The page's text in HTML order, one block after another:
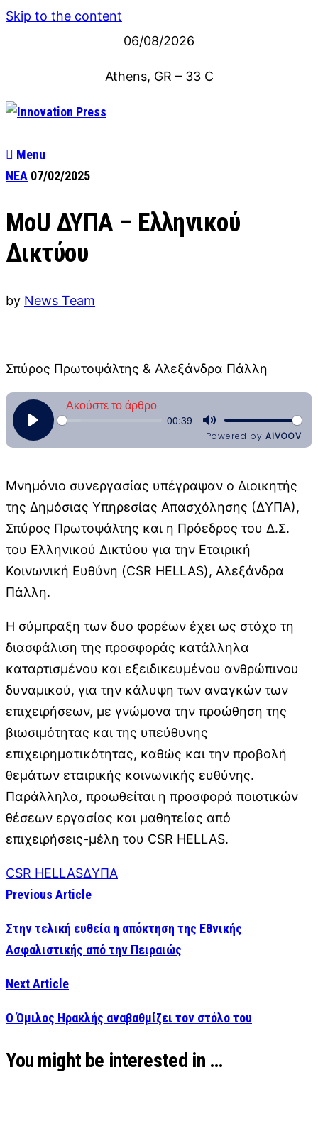
Skip to the content
06/08/2026
Athens, GR – 33 C
Menu
ΝΕΑ 07/02/2025
MoU ΔΥΠΑ – Ελληνικού
Δικτύου
by News Team
Σπύρος Πρωτοψάλτης & Αλεξάνδρα Πάλλη
Μνημόνιο συνεργασίας υπέγραψαν ο Διοικητής
της Δημόσιας Υπηρεσίας Απασχόλησης (ΔΥΠΑ),
Σπύρος Πρωτοψάλτης και η Πρόεδρος του Δ.Σ.
του Ελληνικού Δικτύου για την Εταιρική
Κοινωνική Ευθύνη (CSR HELLAS), Αλεξάνδρα
Πάλλη.
Η σύμπραξη των δυο φορέων έχει ως στόχο τη
διασφάλιση της προσφοράς κατάλληλα
καταρτισμένου και εξειδικευμένου ανθρώπινου
δυναμικού, για την κάλυψη των αναγκών των
επιχειρήσεων, με γνώμονα την προώθηση της
βιωσιμότητας και της υπεύθυνης
επιχειρηματικότητας, καθώς και την προβολή
θεμάτων εταιρικής κοινωνικής ευθύνης.
Παράλληλα, προωθείται η προσφορά ποιοτικών
θέσεων εργασίας και μαθητείας από
επιχειρήσεις-μέλη του CSR HELLAS.
CSR HELLASΔΥΠΑ
Previous Article
Στην τελική ευθεία η απόκτηση της Εθνικής
Ασφαλιστικής από την Πειραιώς
Next Article
Ο Όμιλος Ηρακλής αναβαθμίζει τον στόλο του
You might be interested in …